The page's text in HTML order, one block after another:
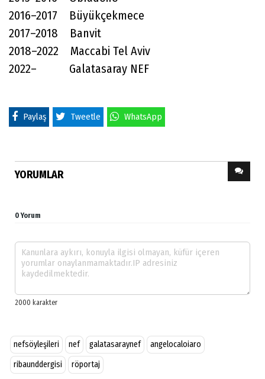
2016–2017 Büyükçekmece
2017–2018 Banvit
2018–2022 Maccabi Tel Aviv
2022– Galatasaray NEF
Paylaş Tweetle WhatsApp
YORUMLAR
0 Yorum
nefsöyleşileri nef galatasaraynef
angelocaloiaro
ribaunddergisi
röportaj